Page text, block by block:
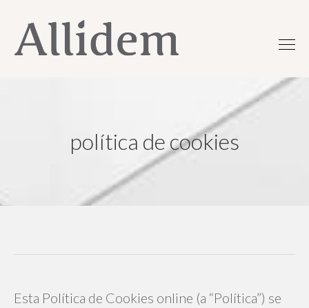
política de cookies
Esta Política de Cookies online (a “Política”) se